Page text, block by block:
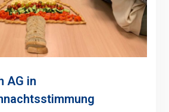
AG in